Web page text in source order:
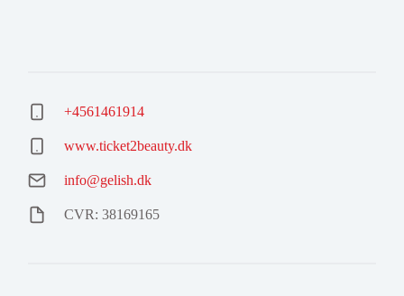
+4561461914
www.ticket2beauty.dk
info@gelish.dk
CVR: 38169165